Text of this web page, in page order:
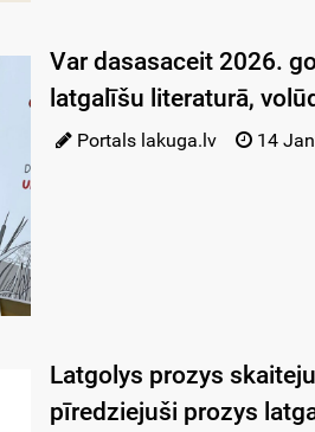
Var dasasaceit 2026.
latgalīšu literaturā,
Portals lakuga.lv 14
Latgolys prozys
pīredziejuši prozys